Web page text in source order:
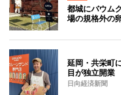
都城にバウム
場の規格外の
延岡・共栄町
目が独立開業
日向経済新聞